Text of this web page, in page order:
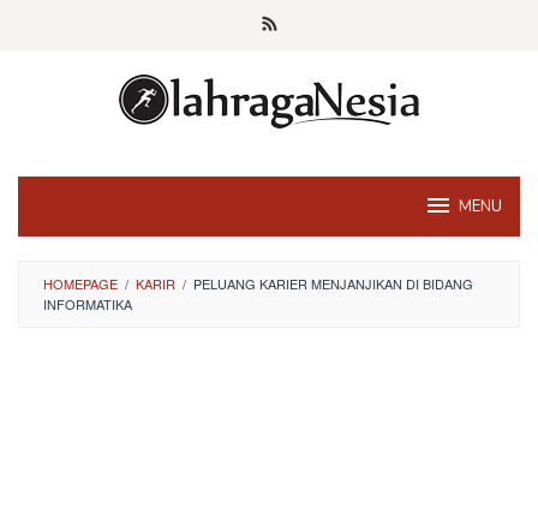
MENU
HOMEPAGE / KARIR / PELUANG KARIER MENJANJIKAN DI BIDANG
INFORMATIKA